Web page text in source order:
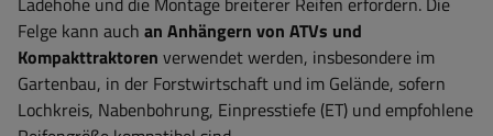
Felge kann auch an Anhängern von ATVs und
Kompakttraktoren verwendet werden, insbesondere im
Gartenbau, in der Forstwirtschaft und im Gelände, sofern
Lochkreis, Nabenbohrung, Einpresstiefe (ET) und empfohlene